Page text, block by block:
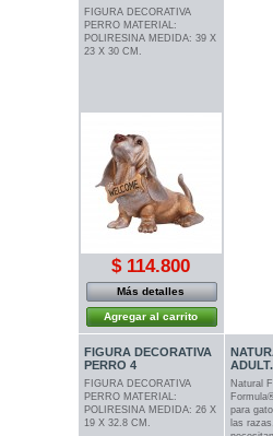
FIGURA DECORATIVA
PERRO MATERIAL:
POLIRESINA MEDIDA: 39 X
23 X 30 CM.
$ 114.800
Más detalles
Agregar al carrito
FIGURA DECORATIVA
PERRO 4
FIGURA DECORATIVA
PERRO MATERIAL:
POLIRESINA MEDIDA: 26 X
19 X 32.8 CM.
Natural
para
las